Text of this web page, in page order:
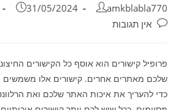
מחבר:
amkblabla770 פורסם:
31/05/2024
תגובות:אין תגובות
פרופיל קישורים הוא אוסף כל הקישורים
שלכם מאתרים אחרים. קישורים אלו משמשים
כדי להעריך את איכות האתר שלכם ואת